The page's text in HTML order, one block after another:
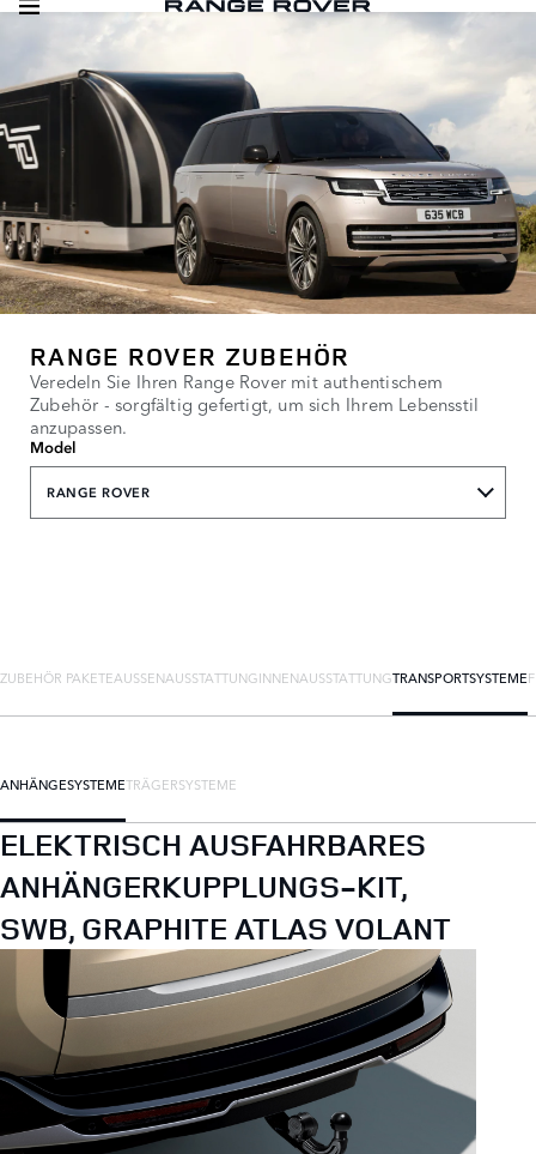
RANGE ROVER ZUBEHÖR
Veredeln Sie Ihren Range Rover mit authentischem
Zubehör - sorgfältig gefertigt, um sich Ihrem Lebensstil
anzupassen.
Model
RANGE ROVER
ZUBEHÖR PAKETEAUSSENAUSSTATTUNG INNENAUSSTATTUNGTRANSPORTSYSTEME
ANHÄNGESYSTEMETRÄGERSYSTEME
ELEKTRISCH AUSFAHRBARES
ANHÄNGERKUPPLUNGS-KIT,
SWB, GRAPHITE ATLAS VOLANT